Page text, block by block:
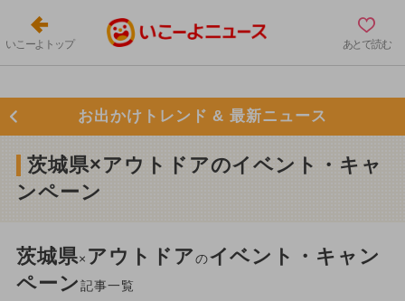
いこーよトップ あとで読む
お出かけトレンド & 最新ニュース
茨城県×アウトドアのイベント・キャ
ンペーン
茨城県× アウトドアのイベント・キャン
ペーン記事一覧